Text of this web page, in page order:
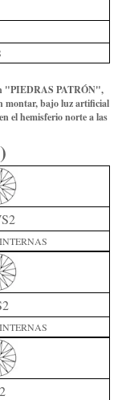
"PIEDRAS PATRÓN",
montar, bajo luz artificial
el hemisferio norte a las